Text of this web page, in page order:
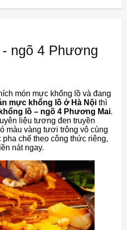
ngõ 4 Phương
món mực khổng lồ và đang
mực khổng lồ ở Hà Nội thì
lồ – ngõ 4 Phương Mai.
liệu tương đen truyền
màu vàng tươi trông vô cùng
chế theo công thức riêng,
nát ngay.